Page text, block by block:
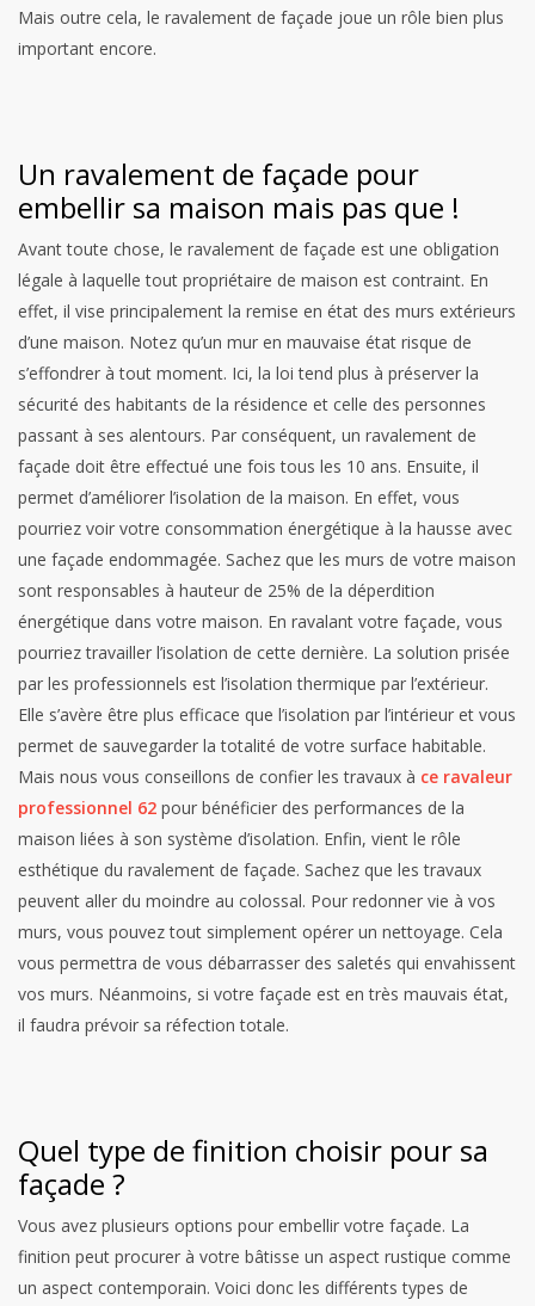
Mais outre cela, le ravalement de façade joue un rôle bien plus
important encore.
Un ravalement de façade pour
embellir sa maison mais pas que !
Avant toute chose, le ravalement de façade est une obligation
légale à laquelle tout propriétaire de maison est contraint. En
effet, il vise principalement la remise en état des murs extérieurs
d’une maison. Notez qu’un mur en mauvaise état risque de
s’effondrer à tout moment. Ici, la loi tend plus à préserver la
sécurité des habitants de la résidence et celle des personnes
passant à ses alentours. Par conséquent, un ravalement de
façade doit être effectué une fois tous les 10 ans. Ensuite, il
permet d’améliorer l’isolation de la maison. En effet, vous
pourriez voir votre consommation énergétique à la hausse avec
une façade endommagée. Sachez que les murs de votre maison
sont responsables à hauteur de 25% de la déperdition
énergétique dans votre maison. En ravalant votre façade, vous
pourriez travailler l’isolation de cette dernière. La solution prisée
par les professionnels est l’isolation thermique par l’extérieur.
Elle s’avère être plus efficace que l’isolation par l’intérieur et vous
permet de sauvegarder la totalité de votre surface habitable.
Mais nous vous conseillons de confier les travaux à ce ravaleur
professionnel 62 pour bénéficier des performances de la
maison liées à son système d’isolation. Enfin, vient le rôle
esthétique du ravalement de façade. Sachez que les travaux
peuvent aller du moindre au colossal. Pour redonner vie à vos
murs, vous pouvez tout simplement opérer un nettoyage. Cela
vous permettra de vous débarrasser des saletés qui envahissent
vos murs. Néanmoins, si votre façade est en très mauvais état,
il faudra prévoir sa réfection totale.
Quel type de finition choisir pour sa
façade ?
Vous avez plusieurs options pour embellir votre façade. La
finition peut procurer à votre bâtisse un aspect rustique comme
un aspect contemporain. Voici donc les différents types de